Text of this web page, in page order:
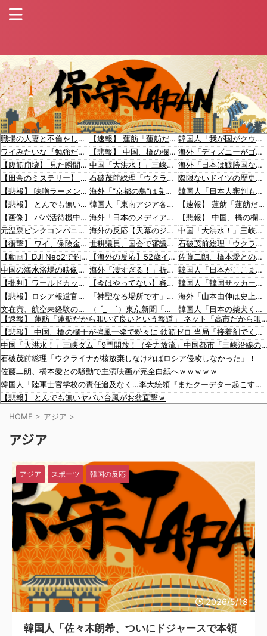
職場の人妻と不倫をして、ついに、、、
ワイみたいな『勉強だけできる高学歴発達障害者』ってどう生きたらいいんや？
【腹筋崩壊】 見た瞬間吹いた画像を貼っていくスレｗｗｗｗ
【田舎のミステリー】 タヌキが人間に化ける説、これ多分マジ
【悲報】 味噌ラーメンで行列、出来ない
【悲報】 とんでも無いヤバい台風がお盆直撃ｗ
【画像】 パパ活待機中の子が20人ぐらい激写されるｗｗｗｗｗｗｗｗｗｗｗ
元温泉ピンクコンパニオンだけど、質問ある？
【衝撃】 ワイ、保険金2億円と遺産6000万円を相続したら「こう」なった・・・
【動画】DJI Neo2で釣りの自撮りをしようとした男の悲劇（ノ∇`）
中国の海水浴場の映像があまりにも・・・
【批判】ワールドカップ決勝のハーフタイムショー、英紙｢BTSが出てきて悪夢かと思った｣
【悲報】ロシア報道官「広島市長は毎年、ロシアを嫌悪する『偽りの呪文』を繰り返し、日本人をゾンビ化させている」と主張
文在寅、航空未経験の娘婿を重役にして収賄で起訴された
【韓国サッカー協会】外国人審判約10人に性的接待か 計1496回、約2億ウォン（約2200万円）
韓国のサッカー協会、W杯予選等を裁くために訪韓した外国人審判を「性接待」していた……大して強くもないチームが潤沢な予算を持ってりゃそうなるわな
【なんで】竹島ソングを歌う韓国アイドルグループが待望の日本デビュー
中国人による密漁が止まらない
警察がスーパーで暴れる刃物男を射〇「発砲は適正か？」
【動画】タイのティパンコーン王子が日本人女性とデートか？
【動画】これはお見事。中国重慶市で珍しい事故が撮影される。
【速報】 蓮舫「蓮舫だから叩いて良いという報道」 ネット「高市だから叩いて良いをやってるのがお前だろ」
【悲報】 中国、橋の欄干が強風一発で粉々に 鉄筋ゼロ 当局「接着剤でくっつけただけ」「正常で、品質問題はない」
中国「大洪水！」三峡ダム「9門開放！（全力放流」中国都市「三峡沿線の道路水没」中国政府「高速道路封鎖！」中国ダム「緊急放流に合わせて開門（土砂崩れ発生」→
石破茂前総理「ウクライナが核放棄しなければロシア侵攻しなかった」！
海外「”京都の鳥”は良いぞ」小規模だけどお勧めな日本の観光名所／お店に対する海外の反応
韓国人「東南アジア各国が韓国サッカー協会による日本人や外国人審判接待を報道！」→「信頼を揺るがす深刻なスキャンダル‥」
海外「日本のメディアを楽しめないことにうんざりだ。ウィーブの評判のせいで自分もその一部になる気分になる」
海外の反応【天幕のジャードゥーガル】7話 穏健派のオゴタイと武闘派のトルイ…面白い対比だ
世耕議員、国会で審議・議決した予算を財務省が勝手に３兆円動かしていると指摘・問題視
【海外の反応】52歳イチロー、マ軍主催のホームラン競争で柵越えを連発「現役時代の噂は本当だったんだな…」
海外「凄すぎる！」折り紙と並ぶあの日本の偉大な発明に海外がびっくり仰天
【今はやってない】審判への性接待疑惑、大韓サッカー協会が声明「現在は一切発生していない」「世界中のサッカー界関係者の皆さんにお詫び」
「神聖なる場所です」靖国神社、境内におけるコスプレや軍装の禁止を発表
（ ´_ゝ`）東京新聞「小池都知事、今年も虐〇された朝鮮人犠牲者らを追悼文を送付しない意向。10年連続」
【朗報】小池都知事、高市首相と会談し「墓地埋葬法」の改正を要請 国と都が連携し民間への指導強化を進める方向で一致
韓国人「海外が想像する韓国人キャラクターのイメージがこちら・・・」
「猫が車を凝視してると思ったら、自分に見とれていた…」（動画）
16歳の清水空跳が100m10秒00を記録して桐生祥秀の高校記録を更新、海外陸上競技ファンも大衝撃（海外の反応）
韓国人「我が国がクウェート戦で行った審判買収が本当に深刻である理由がこちら…」→「これはダメなやつ…（ブルブル」＝韓国の反応
海外「ディズニーがゴミのようだ！」日本がアニメ化した米人気SF作品に絶賛の声が〇到中
海外「日本は戦勝国なんだよ」 戦後の日本人の特別な生き様に各国から称賛の声
際限ないドイツの歴史謝罪、80年前のホロコースト被害者に賠償…「日本はドイツを見習え」
韓国人「日本人審判も多数含まれていたサッカー協会の衝撃的な接待リストに衝撃の声！」→「日本人審判の名前が次々と明るみに‥」
【速報】 蓮舫「蓮舫だから叩いて良いという報道」 ネット「高市だから叩いて良いをやってるのがお前だろ」
【悲報】 中国、橋の欄干が強風一発で粉々に 鉄筋ゼロ 当局「接着剤でくっつけただけ」「正常で、品質問題はない」
中国「大洪水！」三峡ダム「9門開放！（全力放流」中国都市「三峡沿線の道路水没」中国政府「高速道路封鎖！」中国ダム「緊急放流に合わせて開門（土砂崩れ発生」→
石破茂前総理「ウクライナが核放棄しなければロシア侵攻しなかった」！
佐藤二朗、橋本愛との騒動で主演映画が完全白紙へｗｗｗｗｗ
韓国人「日本がここまでの観光大国に発展した本当の理由がこちら…」→「昔から日本は愛されてた…（ﾌﾞﾙﾌﾞﾙ」＝韓国の反応
韓国人「韓国サッカー協会の性接待報道、海外でも大騒ぎに・・・2002年W杯4強の記録取り消しの声も」→「マジで国の恥だ」「2002年まで疑う価値がある」「国民や国が築いた国格をサッカー選手が足で蹴り飛ばすね」
海外「山本由伸は史上最高の日本人投手になれる？」
韓国人「日本の柴犬くん散歩中の暑さに耐えられなかった結果」
韓国人「最近の日本アニメ業界の勢力図を変えたと言われる作品がこちら…」→「こういうのが面白い…（ﾌﾞﾙﾌﾞﾙ」＝韓国の反応
韓国人「韓国サッカー協会関係者が『不適切接待は慣行だった』と衝撃発言！日韓ワールドカップ4強にも疑いの視線が向けられる」
海外「大谷翔平が勝ち越しの絶好機でダブルプレー…」
海外「大谷翔平がドジャースでfWAR25.0到達！歴史的ペースに海外騒然…」
海外「大谷翔平がワールドシリーズ3連覇＆WSMVPなら歴代何位？海外ファンの答えがこちら」
【速報】 蓮舫「蓮舫だから叩いて良いという報道」 ネット「高市だから叩いて良いをやってるのがお前だろ」
【悲報】 中国、橋の欄干が強風一発で粉々に 鉄筋ゼロ 当局「接着剤でくっつけただけ」「正常で、品質問題はない」
中国「大洪水！」三峡ダム「9門開放！（全力放流」中国都市「三峡沿線の道路水没」中国政府「高速道路封鎖！」中国ダム「緊急放流に合わせて開門（土砂崩れ発生」→
石破茂前総理「ウクライナが核放棄しなければロシア侵攻しなかった」！
佐藤二朗、橋本愛との騒動で主演映画が完全白紙へｗｗｗｗｗ
韓国人「陸軍士官学校の責任追及なく…李大統領『またクーデター起こす可能性』と警告」
【悲報】 とんでも無いヤバい台風がお盆直撃ｗ
「まさに惨めな状況にある」韓国サッカー協会が謝罪文を公表 [8/8]
ワイジ毎日2kgの野菜と500gくらいの肉食べたらこうなるｗｗｗ
韓国人「日本の柴犬くん散歩中の暑さに耐えられなかった結果」
HOME > アジア >
アジア
2026/5/18
アジア スポーツ 韓国の反応
韓国人「佐々木朗希、ついにドジャースで本領